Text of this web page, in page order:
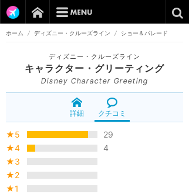
ホーム / ディズニー・クルーズライン / ショー＆パレード
ディズニー・クルーズライン
キャラクター・グリーティング
Disney Character Greeting
詳細 クチコミ
★5
29
★4
4
★3
★2
★1